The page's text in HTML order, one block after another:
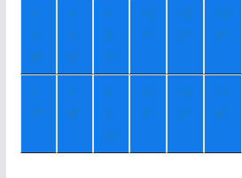
+
1
8°
+
2
0°
+
2
1°
+2
1°
+2
2°
+2
2°
+
7°
+
8°
+
1
0°
+1
1°
+1
2°
+1
4°